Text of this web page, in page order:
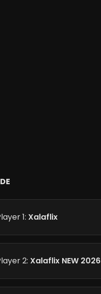
1: Xalaflix
2: Xalaflix NEW 2026